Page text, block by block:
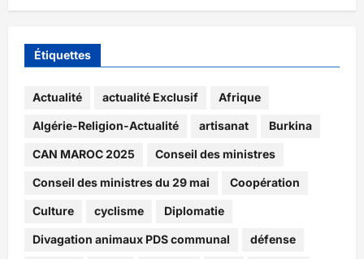
Étiquettes
Actualité actualité Exclusif Afrique
Algérie-Religion-Actualité artisanat Burkina
CAN MAROC 2025 Conseil des ministres
Conseil des ministres du 29 mai Coopération
Culture cyclisme Diplomatie
Divagation animaux PDS communal défense